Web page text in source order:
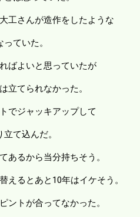
工さんが造作をしたような
ていた。
ばよいと思っていたが
立てられなかった。
でジャッキアップして
て込んだ。
あるから当分持ちそう。
えるとあと10年はイケそう。
ントが合ってなかった。